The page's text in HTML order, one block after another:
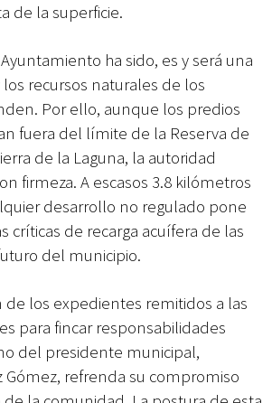
de la superficie.
ha sido, es y será una
recursos naturales de los
Por ello, aunque los predios
fuera del límite de la Reserva de
de la Laguna, la autoridad
firmeza. A escasos 3.8 kilómetros
desarrollo no regulado pone
críticas de recarga acuífera de las
del municipio.
de los expedientes remitidos a las
para fincar responsabilidades
del presidente municipal,
Gómez, refrenda su compromiso